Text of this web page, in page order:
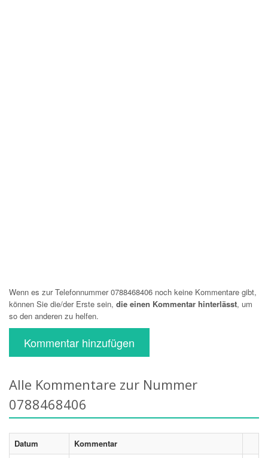
Wenn es zur Telefonnummer 0788468406 noch keine Kommentare gibt,
können Sie die/der Erste sein, die einen Kommentar hinterlässt, um
so den anderen zu helfen.
Kommentar hinzufügen
Alle Kommentare zur Nummer
0788468406
Datum
Kommentar